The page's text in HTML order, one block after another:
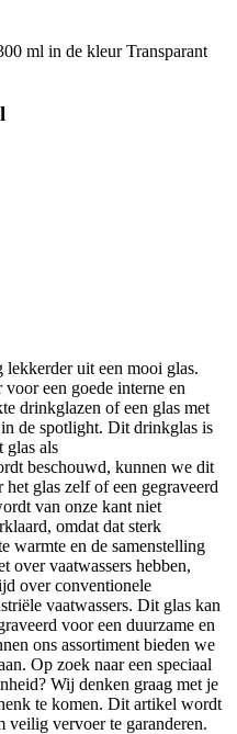
lekkerder uit een mooi glas.
een goede interne en
drinkglazen of een glas met
de spotlight. Dit drinkglas is
glas als
beschouwd, kunnen we dit
het glas zelf of een gegraveerd
van onze kant niet
omdat dat sterk
warmte en de samenstelling
over vaatwassers hebben,
over conventionele
vaatwassers. Dit glas kan
voor een duurzame en
ons assortiment bieden we
Op zoek naar een speciaal
Wij denken graag met je
te komen. Dit artikel wordt
veilig vervoer te garanderen.